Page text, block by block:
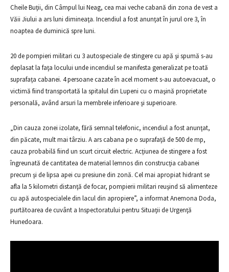
Cheile Buţii, din Câmpul lui Neag, cea mai veche cabană din zona de vest a
Văii Jiului a ars luni dimineaţa. Incendiul a fost anunţat în jurul ore 3, în
noaptea de duminică spre luni.
20 de pompieri militari cu 3 autospeciale de stingere cu apă şi spumă s-au
deplasat la faţa locului unde incendiul se manifesta generalizat pe toată
suprafaţa cabanei. 4 persoane cazate în acel moment s-au autoevacuat, o
victimă fiind transportată la spitalul din Lupeni cu o maşină proprietate
personală, având arsuri la membrele inferioare şi superioare.
„Din cauza zonei izolate, fără semnal telefonic, incendiul a fost anunţat,
din păcate, mult mai târziu. A ars cabana pe o suprafaţă de 500 de mp,
cauza probabilă fiind un scurt circuit electric. Acţiunea de stingere a fost
îngreunată de cantitatea de material lemnos din construcţia cabanei
precum şi de lipsa apei cu presiune din zonă. Cel mai apropiat hidrant se
afla la 5 kilometri distanţă de focar, pompierii militari reuşind să alimenteze
cu apă autospecialele din lacul din apropiere”, a informat Anemona Doda,
purtătoarea de cuvânt a Inspectoratului pentru Situaţii de Urgenţă
Hunedoara.